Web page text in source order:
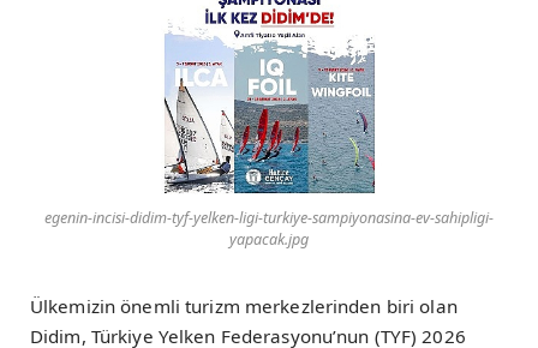
egenin-incisi-didim-tyf-yelken-ligi-turkiye-sampiyonasina-ev-sahipligi-
yapacak.jpg
Ülkemizin önemli turizm merkezlerinden biri olan
Didim, Türkiye Yelken Federasyonu’nun (TYF) 2026